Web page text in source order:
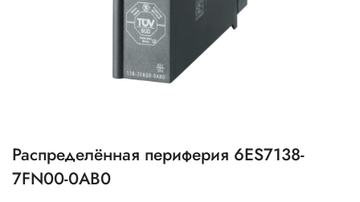
Распределённая периферия 6ES7138-
7FN00-0AB0